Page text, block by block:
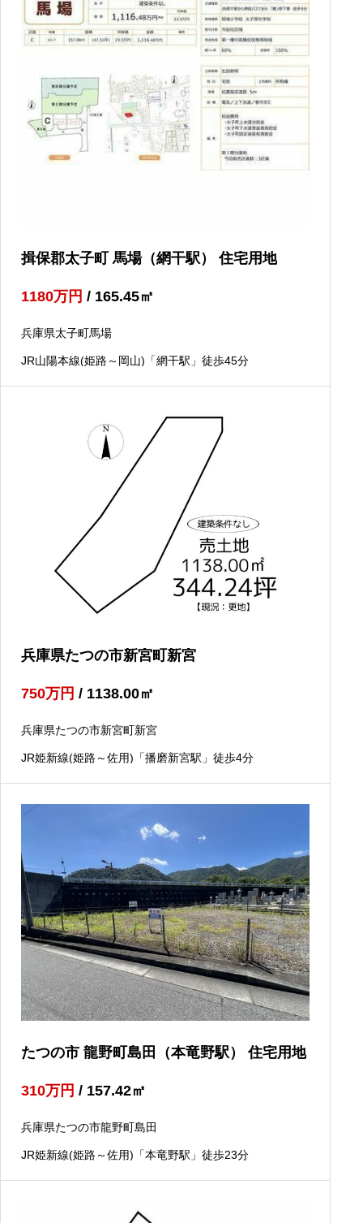
揖保郡太子町 馬場（網干駅） 住宅用地
1180万円 / 165.45㎡
兵庫県太子町馬場
JR山陽本線(姫路～岡山)「網干駅」徒歩45分
兵庫県たつの市新宮町新宮
750万円 / 1138.00㎡
兵庫県たつの市新宮町新宮
JR姫新線(姫路～佐用)「播磨新宮駅」徒歩4分
たつの市 龍野町島田（本竜野駅） 住宅用地
310万円 / 157.42㎡
兵庫県たつの市龍野町島田
JR姫新線(姫路～佐用)「本竜野駅」徒歩23分